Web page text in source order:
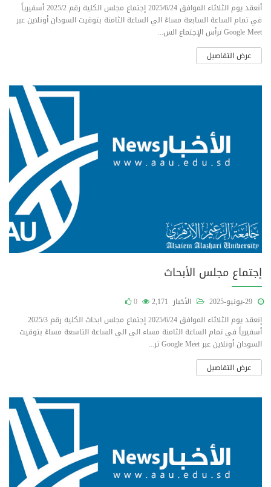
أنعقد يوم الثلاثاء الموافق 2025/6/24 إجتماع مجلس الكلية رقم 2025/2 أسفيرياً
في تمام الساعة السابعة مساءً الي الساعة الثامنة بتوقيت السودان أونلاين عبر
Google Meet ترأس الإجتماع الس...
عرض التفاصيل
إجتماع مجلس الأبحاث
الأخبار 2,171
0
إنعقد يوم الثلاثاء الموافق 2025/6/24 إجتماع مجلس ابحاث الكلية رقم 2025/3
أسفيرياً في تمام الساعة الثامنة مساء الي الي الساعة التاسعة مساءً بتوقيت
السودان أونلاين عبر Google Meet تر...
عرض التفاصيل